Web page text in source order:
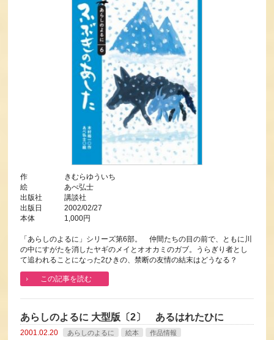
作 きむらゆういち
絵 あべ弘士
出版社 講談社
出版日 2002/02/27
本体 1,000円
「あらしのよるに」シリーズ第6部。 仲間たちの目の前で、ともに川
の中にすがたを消したヤギのメイとオオカミのガブ。うらぎり者とし
て追われることになった2ひきの、禁断の友情の結末はどうなる？
この記事を読む
あらしのよるに 大型版〔2〕 あるはれたひに
2001.02.20 あらしのよるに 絵本 作品情報